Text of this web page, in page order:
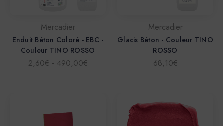
Mercadier
Enduit Béton Coloré - EBC -
Couleur TINO ROSSO
2,60€ - 490,00€
Mercadier
Glacis Béton - Couleur TINO
ROSSO
68,10€